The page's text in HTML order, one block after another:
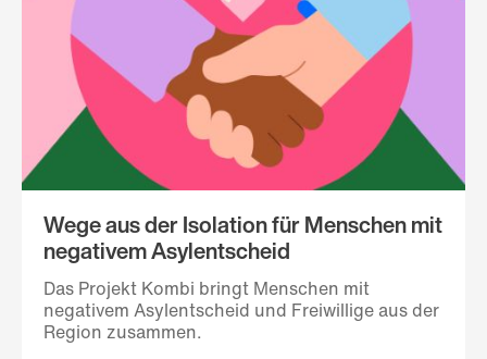
Wege aus der Isolation für Menschen mit
negativem Asylentscheid
Das Projekt Kombi bringt Menschen mit
negativem Asylentscheid und Freiwillige aus der
Region zusammen.